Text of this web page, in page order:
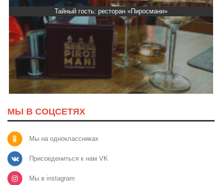
Тайный гость: ресторан «Пиросмани»
МЫ В СОЦСЕТЯХ
Мы на одноклассниках
Присоедениться к нам VK
Мы в instagram